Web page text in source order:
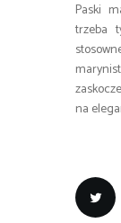
Paski
trzeba
na